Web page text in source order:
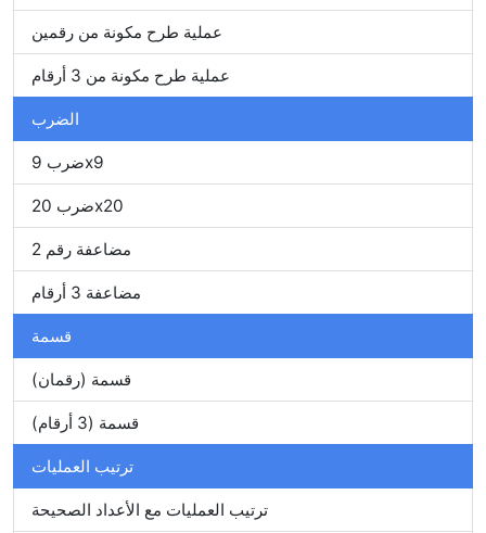
عملية طرح مكونة من رقمين
عملية طرح مكونة من 3 أرقام
الضرب
ضرب 9x9
ضرب 20x20
مضاعفة رقم 2
مضاعفة 3 أرقام
قسمة
قسمة (رقمان)
قسمة (3 أرقام)
ترتيب العمليات
ترتيب العمليات مع الأعداد الصحيحة